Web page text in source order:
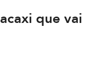
que vai